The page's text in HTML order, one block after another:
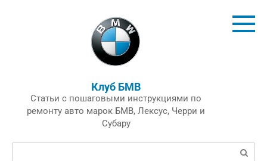
Клуб БМВ
Статьи с пошаговыми инструкциями по
ремонту авто марок БМВ, Лексус, Черри и
Субару
Поиск: